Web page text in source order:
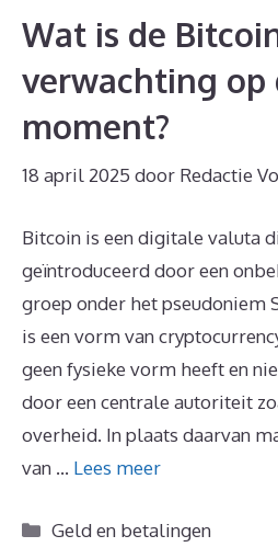
Wat is de
verwachting op
moment?
18 april 2025 door Redactie
Bitcoin is een digitale valuta
geïntroduceerd door een
groep onder het pseudoniem
is een vorm van
geen fysieke vorm heeft en
door een centrale autoriteit
overheid. In plaats daarvan
van … Lees meer
Categorieën
Geld en betalingen